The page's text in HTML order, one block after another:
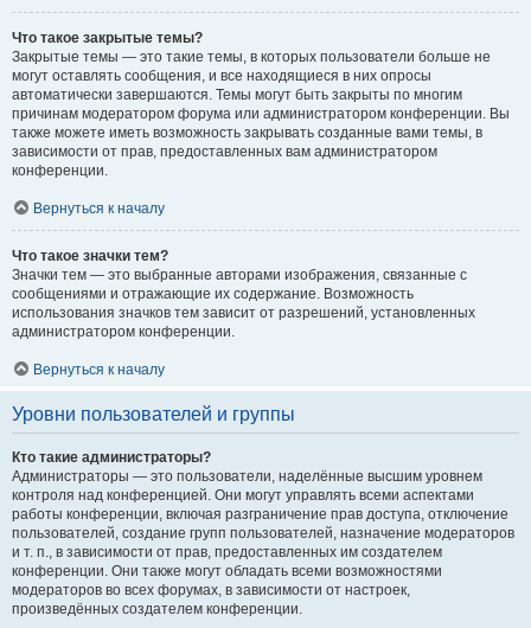
Что такое закрытые темы?
Закрытые темы — это такие темы, в которых пользователи больше не
могут оставлять сообщения, и все находящиеся в них опросы
автоматически завершаются. Темы могут быть закрыты по многим
причинам модератором форума или администратором конференции. Вы
также можете иметь возможность закрывать созданные вами темы, в
зависимости от прав, предоставленных вам администратором
конференции.
Вернуться к началу
Что такое значки тем?
Значки тем — это выбранные авторами изображения, связанные с
сообщениями и отражающие их содержание. Возможность
использования значков тем зависит от разрешений, установленных
администратором конференции.
Вернуться к началу
Уровни пользователей и группы
Кто такие администраторы?
Администраторы — это пользователи, наделённые высшим уровнем
контроля над конференцией. Они могут управлять всеми аспектами
работы конференции, включая разграничение прав доступа, отключение
пользователей, создание групп пользователей, назначение модераторов
и т. п., в зависимости от прав, предоставленных им создателем
конференции. Они также могут обладать всеми возможностями
модераторов во всех форумах, в зависимости от настроек,
произведённых создателем конференции.